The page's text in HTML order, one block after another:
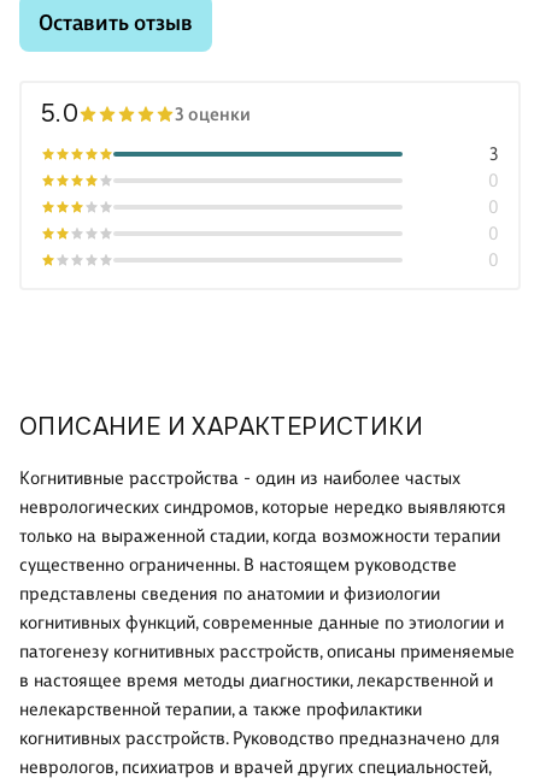
ОПИСАНИЕ И ХАРАКТЕРИСТИКИ
Когнитивные расстройства - один из наиболее частых
неврологических синдромов, которые нередко выявляются
только на выраженной стадии, когда возможности терапии
существенно ограниченны. В настоящем руководстве
представлены сведения по анатомии и физиологии
когнитивных функций, современные данные по этиологии и
патогенезу когнитивных расстройств, описаны применяемые
в настоящее время методы диагностики, лекарственной и
нелекарственной терапии, а также профилактики
когнитивных расстройств. Руководство предназначено для
неврологов, психиатров и врачей других специальностей,
Оставить отзыв
5.0 3 оценки
0
0
0
0
3